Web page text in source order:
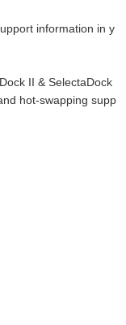
information in y
II & SelectaDock
hot-swapping supp